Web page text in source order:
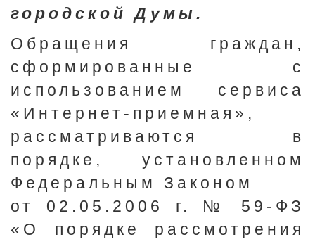
городской Думы.
Обращения граждан,
сформированные с
использованием сервиса
«Интернет-приемная»,
рассматриваются в
порядке, установленном
Федеральным Законом
от 02.05.2006 г. № 59-ФЗ
«О порядке рассмотрения